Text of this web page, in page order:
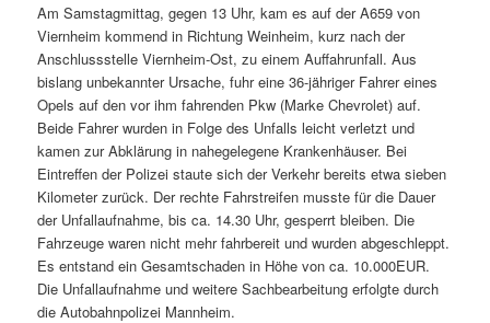
Am Samstagmittag, gegen 13 Uhr, kam es auf der A659 von
Viernheim kommend in Richtung Weinheim, kurz nach der
Anschlussstelle Viernheim-Ost, zu einem Auffahrunfall. Aus
bislang unbekannter Ursache, fuhr eine 36-jähriger Fahrer eines
Opels auf den vor ihm fahrenden Pkw (Marke Chevrolet) auf.
Beide Fahrer wurden in Folge des Unfalls leicht verletzt und
kamen zur Abklärung in nahegelegene Krankenhäuser. Bei
Eintreffen der Polizei staute sich der Verkehr bereits etwa sieben
Kilometer zurück. Der rechte Fahrstreifen musste für die Dauer
der Unfallaufnahme, bis ca. 14.30 Uhr, gesperrt bleiben. Die
Fahrzeuge waren nicht mehr fahrbereit und wurden abgeschleppt.
Es entstand ein Gesamtschaden in Höhe von ca. 10.000EUR.
Die Unfallaufnahme und weitere Sachbearbeitung erfolgte durch
die Autobahnpolizei Mannheim.